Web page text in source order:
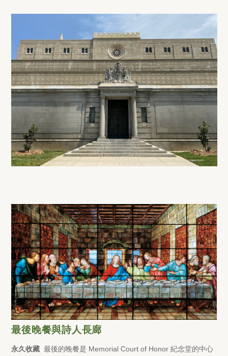
最後晚餐與詩人長廊
永久收藏 最後的晚餐是 Memorial Court of Honor 紀念堂的中心